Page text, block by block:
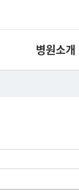
병원소개